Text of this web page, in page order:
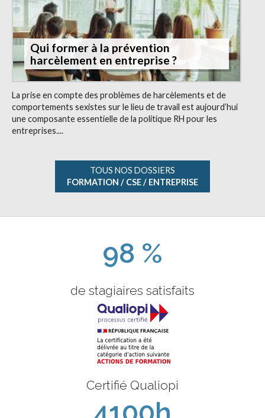
Qui former à la prévention
harcèlement en entreprise ?
La prise en compte des problèmes de harcèlements et de
comportements sexistes sur le lieu de travail est aujourd’hui
une composante essentielle de la politique RH pour les
entreprises....
TOUS NOS DOSSIERS
FORMATION / CSE / ENTREPRISE
98 %
de stagiaires satisfaits
Certifié Qualiopi